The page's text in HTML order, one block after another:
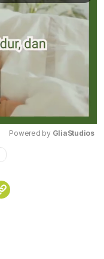
Powered by GliaStudios